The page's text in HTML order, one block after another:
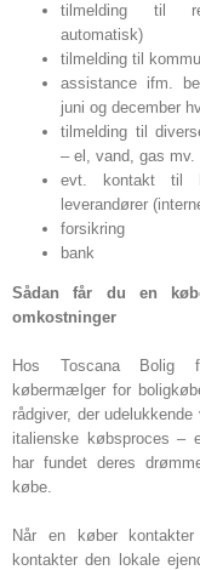
tilmelding til
automatisk)
tilmelding til
assistance ifm.
juni og december
tilmelding til
– el, vand, gas mv.
evt. kontakt til
leverandører
forsikring
bank
Sådan får du en
omkostninger
Hos Toscana Bolig
købermælger for
rådgiver, der
italienske købsproces –
har fundet deres
købe.
Når en køber
kontakter den lokale